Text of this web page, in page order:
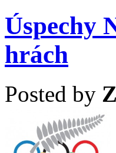
Úspechy
hrách
Posted by